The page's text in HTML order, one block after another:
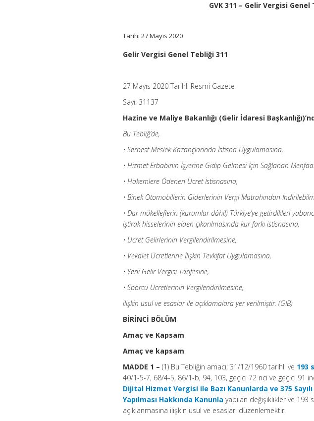
GVK 311 – Gelir Vergisi
Tarih: 27 Mayıs 2020
Gelir Vergisi Genel Tebliği 311
27 Mayıs 2020 Tarihli Resmi Gazete
Sayı: 31137
Hazine ve Maliye Bakanlığı (Gelir İdaresi
Bu Tebliğ’de,
• Serbest Meslek Kazançlarında İstisna Uygulamasına,
• Hizmet Erbabının İşyerine Gidip Gelmesi İçin Sağlanan
• Hakemlere Ödenen Ücret İstisnasına,
• Binek Otomobillerin Giderlerinin Vergi Matrahından
• Dar mükelleflerin (kurumlar dâhil) Türkiye’ye getirdikleri
iştirak hisselerinin elden çıkarılmasında kur farkı istisnasına,
• Ücret Gelirlerinin Vergilendirilmesine,
• Vekalet Ücretlerine İlişkin Tevkifat Uygulamasına,
• Yeni Gelir Vergisi Tarifesine,
• Sporcu Ücretlerinin Vergilendirilmesine,
ilişkin usul ve esaslar ile açıklamalara yer verilmiştir. (GİB)
BİRİNCİ BÖLÜM
Amaç ve Kapsam
Amaç ve kapsam
MADDE 1 –(1) Bu Tebliğin amacı; 31/12/1960 tarihli ve 193
40/1-5-7, 68/4-5, 86/1-b, 94, 103, geçici 72 nci ve geçici 91
Dijital Hizmet Vergisi ile Bazı Kanunlarda ve 375
Yapılması Hakkında Kanunla yapılan değişiklikler ve 193
açıklanmasına ilişkin usul ve esasları düzenlemektir.